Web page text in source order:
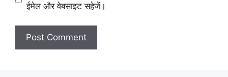
ईमेल और वेबसाइट सहेजें।